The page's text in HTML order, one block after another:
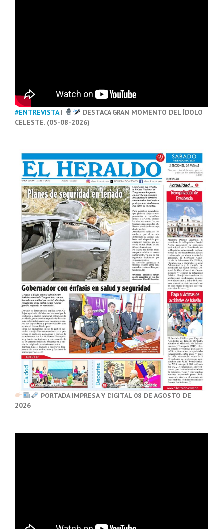
#ENTREVISTA|
DESTACA GRAN MOMENTO DEL ÍDOLO
CELESTE. (05-08-2026)
PORTADA IMPRESA Y DIGITAL 08 DE AGOSTO DE
2026